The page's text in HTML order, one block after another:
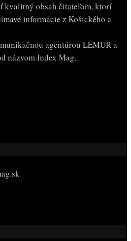
kvalitný obsah čitateľom, ktorí
informácie z Košického a
agentúrou LEMUR a
názvom Index Mag.